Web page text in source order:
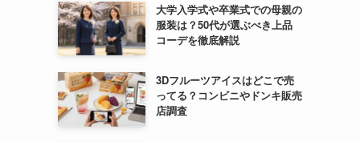
大学入学式や卒業式での母親の
服装は？50代が選ぶべき上品
コーデを徹底解説
3Dフルーツアイスはどこで売
ってる？コンビニやドンキ販売
店調査